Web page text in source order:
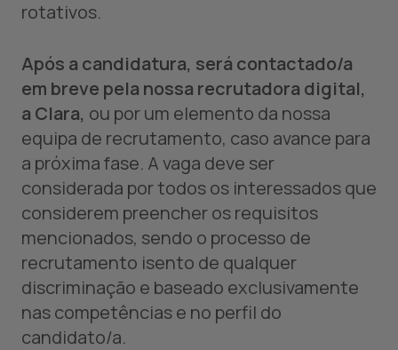
rotativos.
Após a candidatura, será contactado/a
em breve pela nossa recrutadora digital,
a Clara, ou por um elemento da nossa
equipa de recrutamento, caso avance para
a próxima fase. A vaga deve ser
considerada por todos os interessados que
considerem preencher os requisitos
mencionados, sendo o processo de
recrutamento isento de qualquer
discriminação e baseado exclusivamente
nas competências e no perfil do
candidato/a.